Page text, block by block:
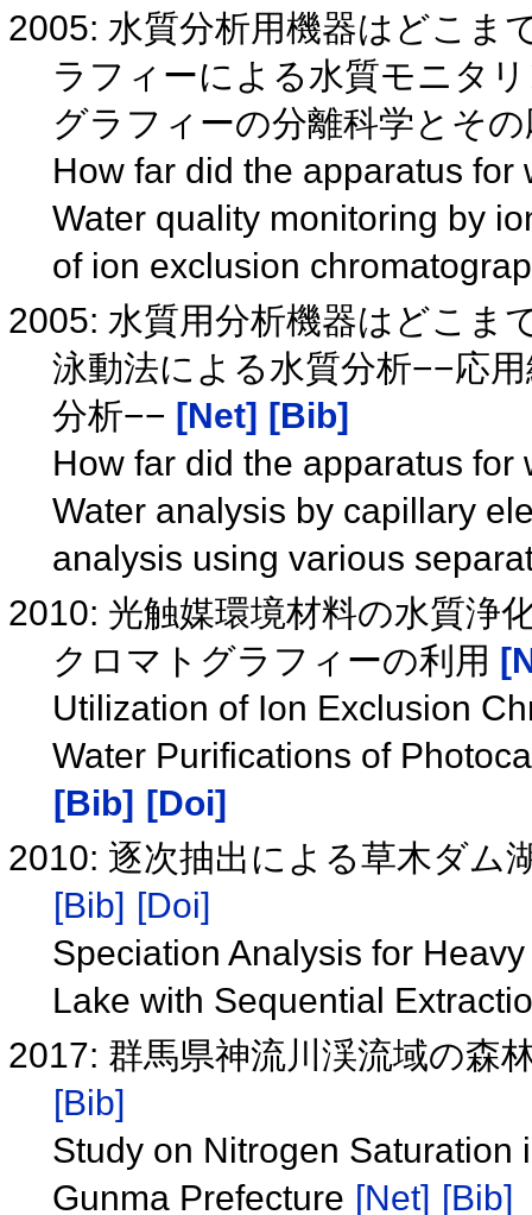
2005: 水質分析用機器はどこま
ラフィーによる水質モニタ
グラフィーの分離科学とそ
How far did the apparatus
Water quality monitoring by
of ion exclusion
2005: 水質用分析機器はどこま
泳動法による水質分析−−応
分析−− [Net] [Bib]
How far did the apparatus
Water analysis by capillary
analysis using various
2010: 光触媒環境材料の水質浄
クロマトグラフィーの利用
Utilization of Ion Exclusion
Water Purifications of
[Bib]
[Doi]
2010: 逐次抽出による草木ダム
[Bib] [Doi]
Speciation Analysis for
Lake with Sequential
2017: 群馬県神流川渓流域の森
[Bib]
Study on Nitrogen Saturation
Gunma Prefecture [Net] [Bib]